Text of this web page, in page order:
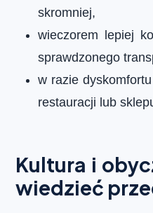
skromniej,
wieczorem lepiej
sprawdzonego
w razie
restauracji lub
Kultura i
wiedzieć